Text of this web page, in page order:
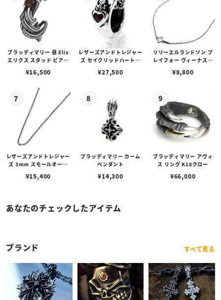
ブラッディマリー 昼 Elix
エリクス スタッド ピアス
¥16,500
レザーズアンドトレジャー
ズ セイクリッドハートピ
¥27,500
リリーエルランドソン プ
レイフォー ヴィーナスチ
¥8,800
レザーズアンドトレジャー
ズ 3mm スモールオーバ
ブスタークラスプ＆LTロ
¥15,400
ブラッディマリー カーム
ペンダント
¥14,300
ブラッディマリー アヴィ
ス リング K18クロー
¥66,000
あなたのチェックしたアイテム
ブランド すべて見る